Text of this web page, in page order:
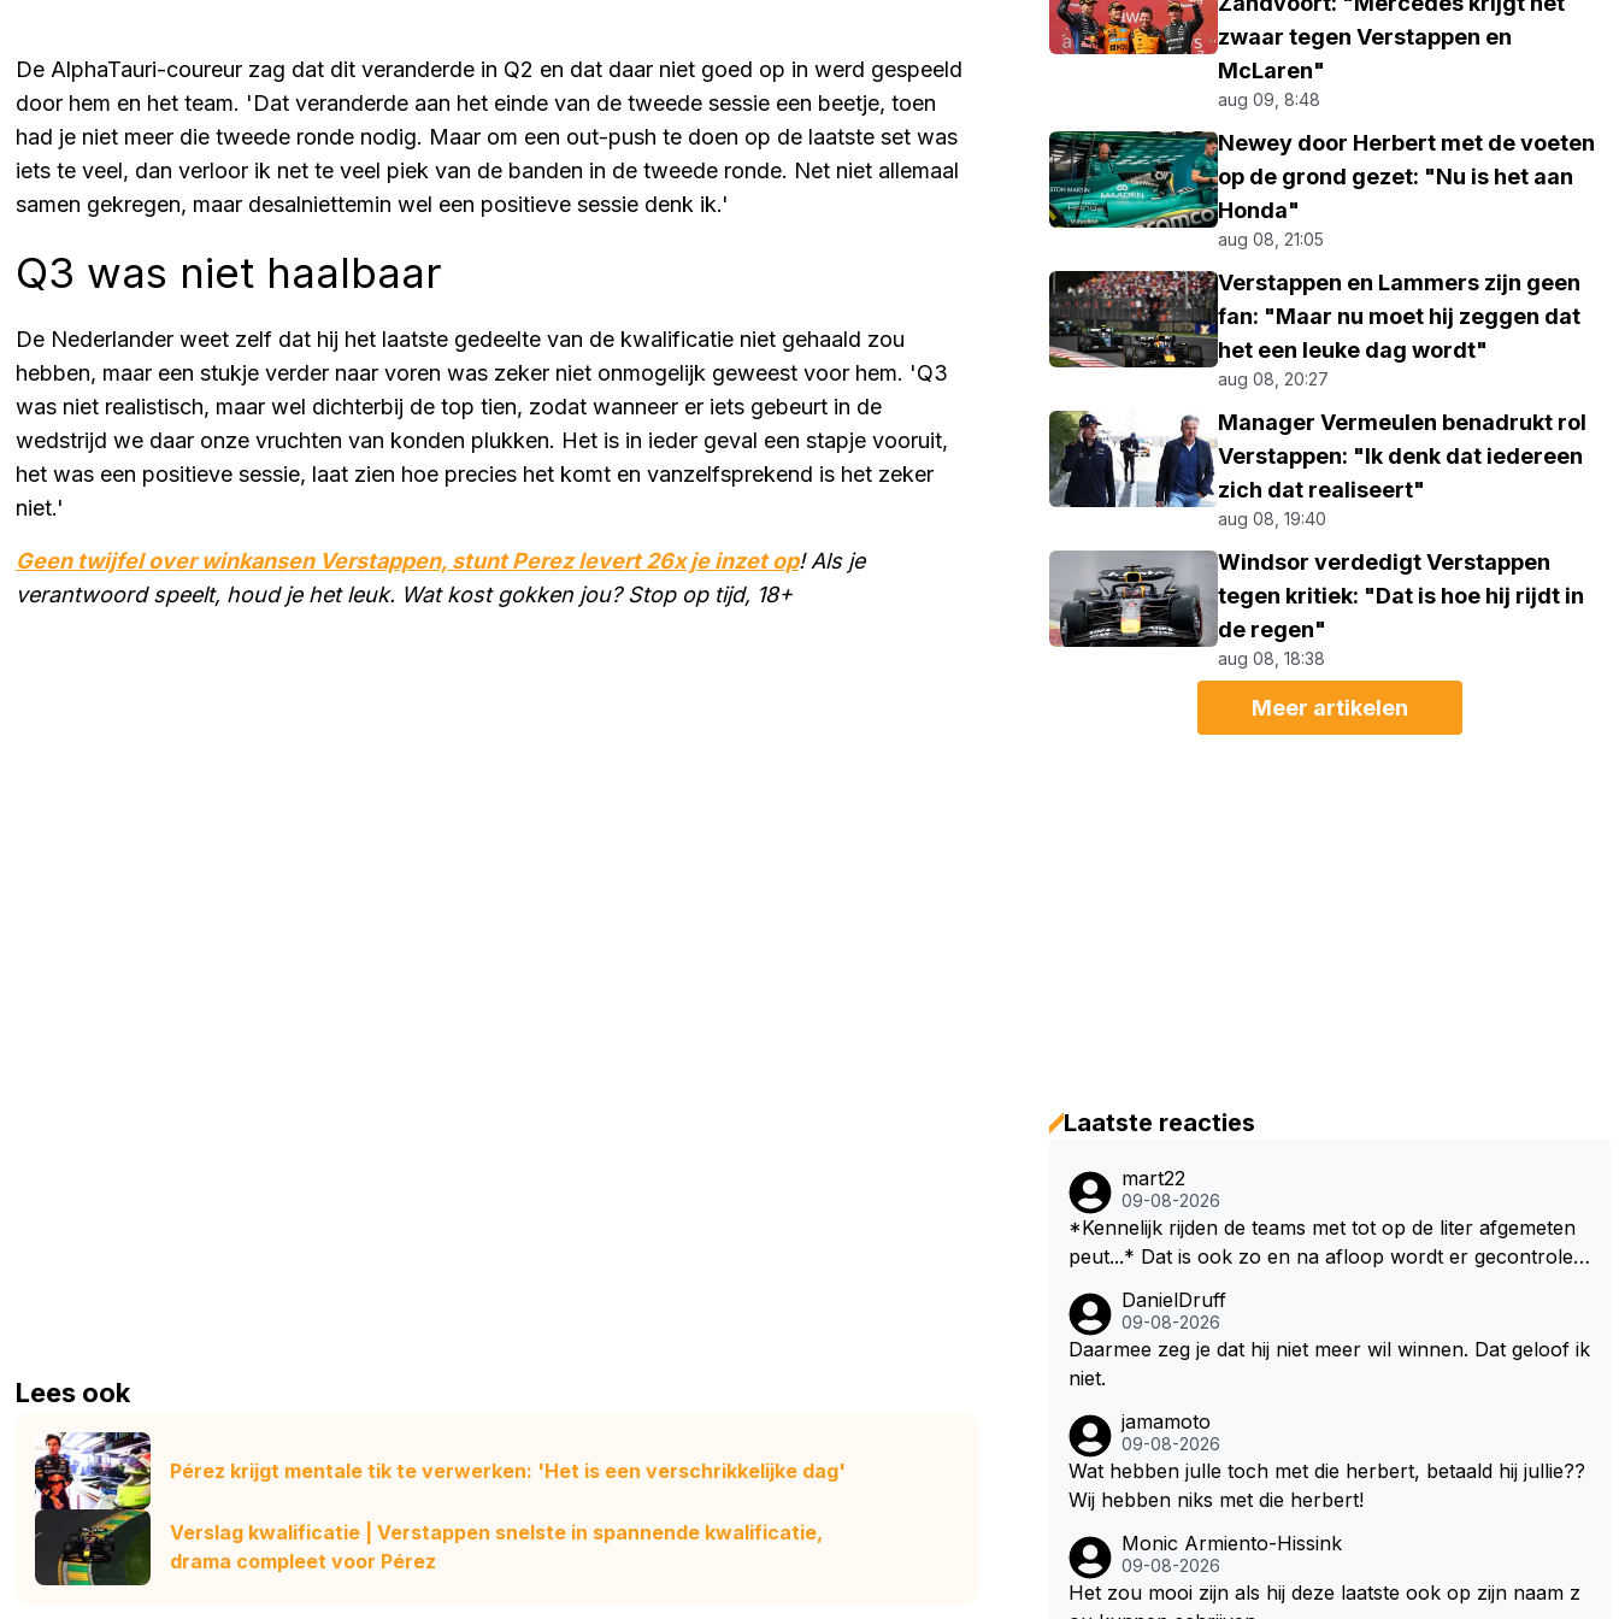
De AlphaTauri-coureur zag dat dit veranderde in Q2 en dat daar niet goed op in werd gespeeld
door hem en het team. 'Dat veranderde aan het einde van de tweede sessie een beetje, toen
had je niet meer die tweede ronde nodig. Maar om een out-push te doen op de laatste set was
iets te veel, dan verloor ik net te veel piek van de banden in de tweede ronde. Net niet allemaal
samen gekregen, maar desalniettemin wel een positieve sessie denk ik.'
Q3 was niet haalbaar
De Nederlander weet zelf dat hij het laatste gedeelte van de kwalificatie niet gehaald zou
hebben, maar een stukje verder naar voren was zeker niet onmogelijk geweest voor hem. 'Q3
was niet realistisch, maar wel dichterbij de top tien, zodat wanneer er iets gebeurt in de
wedstrijd we daar onze vruchten van konden plukken. Het is in ieder geval een stapje vooruit,
het was een positieve sessie, laat zien hoe precies het komt en vanzelfsprekend is het zeker
niet.'
Geen twijfel over winkansen Verstappen, stunt Perez levert 26x je inzet op! Als je
verantwoord speelt, houd je het leuk. Wat kost gokken jou? Stop op tijd, 18+
Lees ook
Pérez krijgt mentale tik te verwerken: 'Het is een verschrikkelijke dag'
Verslag kwalificatie | Verstappen snelste in spannende kwalificatie,
drama compleet voor Pérez
zwaar tegen Verstappen en
McLaren"
aug 09, 8:48
Newey door Herbert met de voeten
op de grond gezet: "Nu is het aan
Honda"
aug 08, 21:05
Verstappen en Lammers zijn geen
fan: "Maar nu moet hij zeggen dat
het een leuke dag wordt"
aug 08, 20:27
Manager Vermeulen benadrukt rol
Verstappen: "Ik denk dat iedereen
zich dat realiseert"
aug 08, 19:40
Windsor verdedigt Verstappen
tegen kritiek: "Dat is hoe hij rijdt in
de regen"
aug 08, 18:38
Meer artikelen
Laatste reacties
mart22
09-08-2026
*Kennelijk rijden de teams met tot op de liter afgemeten
peut...* Dat is ook zo en na afloop wordt er gecontrolee
e reden is Vettel ooit gediskwalificeerd. Je hoort soms oo
k wel eens dat ze brandstoof moeten sparen als de race
engineer denkt dat ze die ene liter niet gaan halen. Je zo
aar bijv. 5 liter en dan die ronden achter SC niet mee te t
ellen. Na x ronden SC moet er na afloop niet nog 5 maa
r x liter inzitten.
DanielDruff
09-08-2026
Daarmee zeg je dat hij niet meer wil winnen. Dat geloof ik
niet.
jamamoto
09-08-2026
Wat hebben julle toch met die herbert, betaald hij jullie??
Wij hebben niks met die herbert!
Monic Armiento-Hissink
09-08-2026
Het zou mooi zijn als hij deze laatste ook op zijn naam z